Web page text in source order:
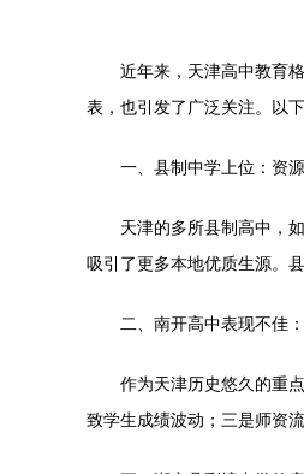
近年来，天津高中教育
表，也引发了广泛关注。以
一、县制中学上位：资
天津的多所县制高中，
吸引了更多本地优质生源。
二、南开高中表现不佳
作为天津历史悠久的重
致学生成绩波动；三是师资